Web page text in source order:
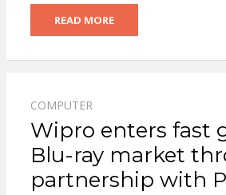
READ MORE
COMPUTER
Wipro enters fast
Blu-ray market
partnership with